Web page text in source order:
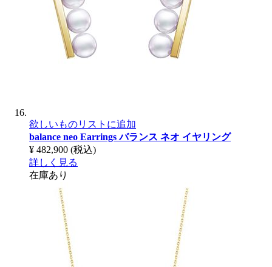
欲しいものリストに追加
balance neo Earringsバランス ネオ イヤリング
¥ 482,900 (税込)
詳しく見る
在庫あり